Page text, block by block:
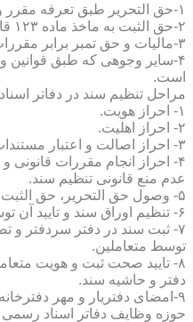
۱-حق التحریر طبق تعرفه مقرر وزارت دادگستری.
۲-حق الثبت به ماخذ ماده ۱۲۳ قانون اصلاحی قانون ثبت.
۳-مالیات و حق تمبر برابر مقررات مالیاتی.
۴-سایر وجوهی که طبق قوانین
است.
مراحل تنظیم سند در دفاتر
۱- احراز هویت.
۲- احراز اهلیت.
۳- احراز اصالت و اعتبار مستندات سند.
۴- احراز انجام مقررات قانونی
عدم منع قانونی تنظیم سند.
۵- وصول حق التحریر، حق الثبت و سایر حقوق دولتی.
۶- تنظیم اوراق سند و تایید آن توسط متعاملین.
۷- ثبت سند در دفتر سردفتر و
توسط متعاملین.
۸- تایید صحت ثبت و هویت
دفتر و حاشیه سند.
۹-امضای دفتریار و مهر دفترخانه ذیل ثبت دفتر و در حاشیه سند.
حوزه وظایف دفاتر اسناد رسمی